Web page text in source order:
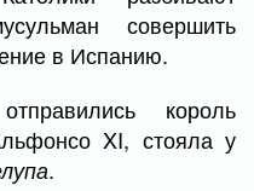
совершить
в Испанию.
король
XI, стояла у
.